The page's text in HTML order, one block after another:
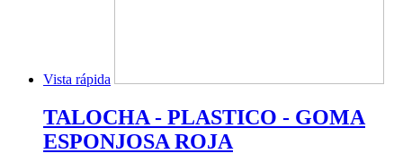
Vista rápida
TALOCHA - PLASTICO - GOMA
ESPONJOSA ROJA